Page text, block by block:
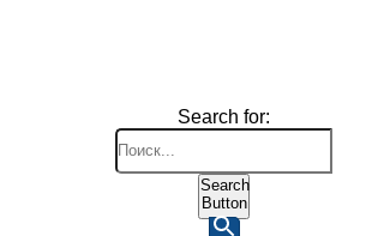
Search for:
Search
Button